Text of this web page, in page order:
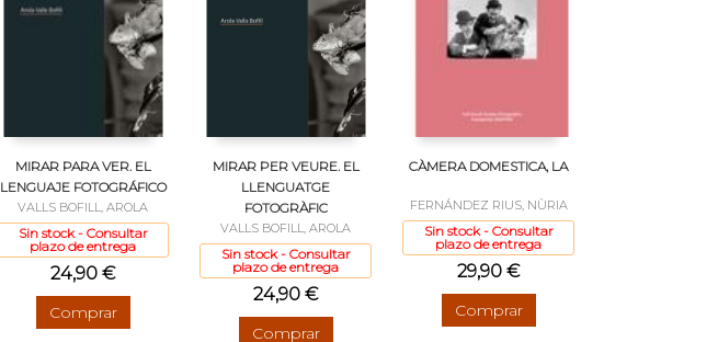
MIRAR PARA VER. EL
LENGUAJE FOTOGRÁFICO
VALLS BOFILL, AROLA
Sin stock - Consultar
plazo de entrega
24,90 €
Comprar
MIRAR PER VEURE. EL
LLENGUATGE
FOTOGRÀFIC
VALLS BOFILL, AROLA
Sin stock - Consultar
plazo de entrega
24,90 €
Comprar
CÀMERA DOMESTICA, LA
FERNÁNDEZ RIUS, NÙRIA
Sin stock - Consultar
plazo de entrega
29,90 €
Comprar